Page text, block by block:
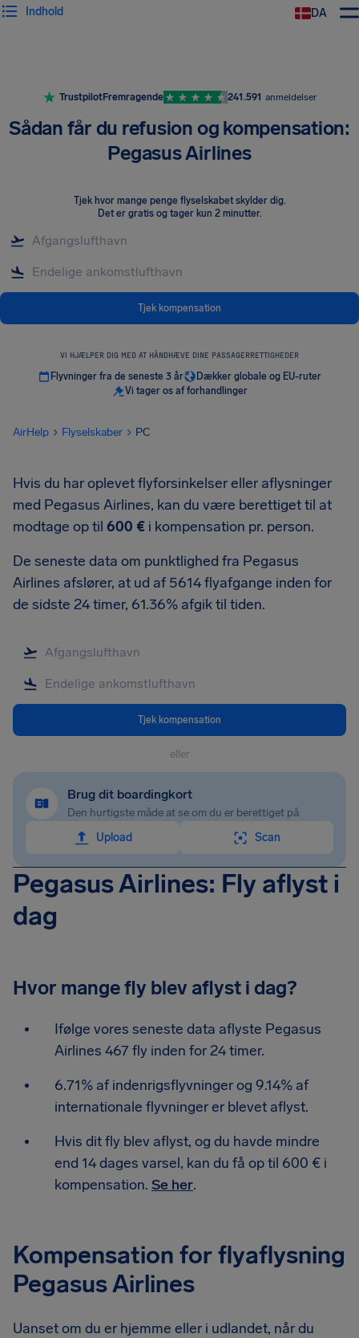
DA
Indhold
TrustpilotFremragende 241.591 anmeldelser
Sådan får du refusion og kompensation:
Pegasus Airlines
Tjek hvor mange penge flyselskabet skylder dig.
Det er gratis og tager kun 2 minutter.
Tjek kompensation
VI HJÆLPER DIG MED AT HÅNDHÆVE DINE PASSAGERRETTIGHEDER
Flyvninger fra de seneste 3 år
Dækker globale og EU-ruter
Vi tager os af forhandlinger
AirHelp Flyselskaber PC
Hvis du har oplevet flyforsinkelser eller aflysninger
med Pegasus Airlines, kan du være berettiget til at
modtage op til 600 € i kompensation pr. person.
De seneste data om punktlighed fra Pegasus
Airlines afslører, at ud af 5614 flyafgange inden for
de sidste 24 timer, 61.36% afgik til tiden.
Tjek kompensation
eller
Brug dit boardingkort
Den hurtigste måde at se om du er berettiget på
Upload
Scan
Pegasus Airlines: Fly aflyst i
dag
Hvor mange fly blev aflyst i dag?
Ifølge vores seneste data aflyste Pegasus
Airlines 467 fly inden for 24 timer.
6.71% af indenrigsflyvninger og 9.14% af
internationale flyvninger er blevet aflyst.
Hvis dit fly blev aflyst, og du havde mindre
end 14 dages varsel, kan du få op til 600 € i
kompensation. Se her.
Kompensation for flyaflysning
Pegasus Airlines
Uanset om du er hjemme eller i udlandet, når du